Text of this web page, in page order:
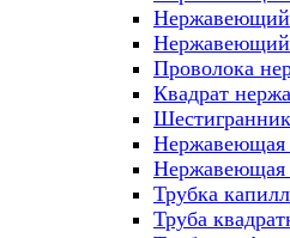
Нержавеющий
Нержавеющий
Проволока
Квадрат
Нержавеющая
Нержавеющая
Трубка
Труба